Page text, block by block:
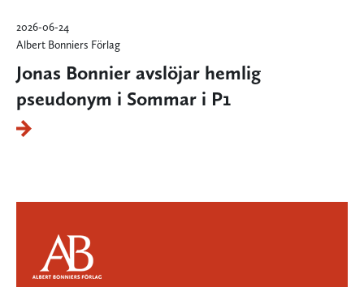
2026-06-24
Albert Bonniers Förlag
Jonas Bonnier avslöjar hemlig
pseudonym i Sommar i P1